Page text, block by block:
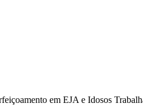
em EJA e Idosos